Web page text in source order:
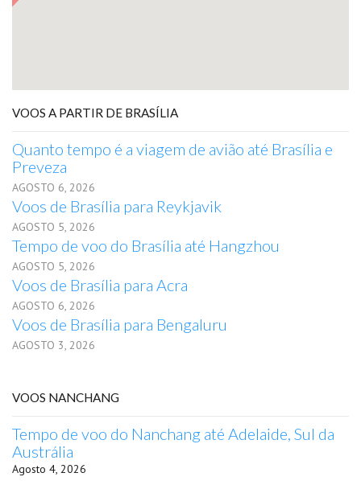
VOOS A PARTIR DE BRASÍLIA
Quanto tempo é a viagem de avião até Brasília e
Preveza
AGOSTO 6, 2026
Voos de Brasília para Reykjavik
AGOSTO 5, 2026
Tempo de voo do Brasília até Hangzhou
AGOSTO 5, 2026
Voos de Brasília para Acra
AGOSTO 6, 2026
Voos de Brasília para Bengaluru
AGOSTO 3, 2026
VOOS NANCHANG
Tempo de voo do Nanchang até Adelaide, Sul da
Austrália
Agosto 4, 2026